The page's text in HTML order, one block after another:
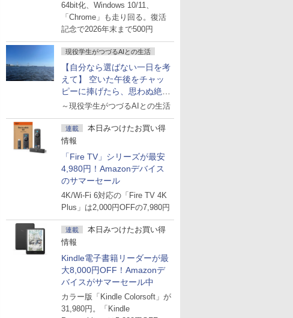
64bit化、Windows 10/11、
「Chrome」も走り回る。復活
記念で2026年末まで500円
現役学生がつづるAIとの生活
【自分なら選ばない一日を考
えて】 空いた午後をチャッ
ピーに捧げたら、思わぬ絶景
に出会った話
～現役学生がつづるAIとの生活
連載
本日みつけたお買い得
情報
「Fire TV」シリーズが最安
4,980円！Amazonデバイス
のサマーセール
4K/Wi-Fi 6対応の「Fire TV 4K
Plus」は2,000円OFFの7,980円
連載
本日みつけたお買い得
情報
Kindle電子書籍リーダーが最
大8,000円OFF！Amazonデ
バイスがサマーセール中
カラー版「Kindle Colorsoft」が
31,980円。「Kindle